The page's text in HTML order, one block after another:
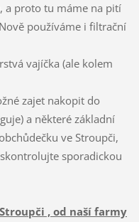
a proto tu máme na pití
používáme i filtrační
vajíčka (ale kolem
zajet nakopit do
a některé základní
ve Stroupči,
sporadickou
, od naší farmy